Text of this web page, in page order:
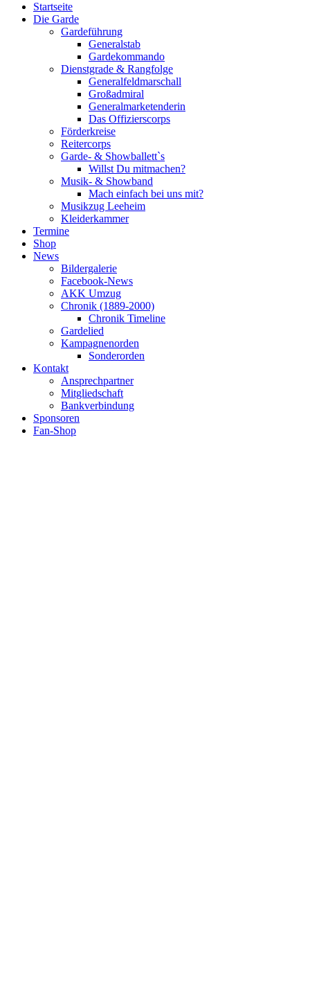
Startseite
Die Garde
Gardeführung
Generalstab
Gardekommando
Dienstgrade & Rangfolge
Generalfeldmarschall
Großadmiral
Generalmarketenderin
Das Offizierscorps
Förderkreise
Reitercorps
Garde- & Showballett`s
Willst Du mitmachen?
Musik- & Showband
Mach einfach bei uns mit?
Musikzug Leeheim
Kleiderkammer
Termine
Shop
News
Bildergalerie
Facebook-News
AKK Umzug
Chronik (1889-2000)
Chronik Timeline
Gardelied
Kampagnenorden
Sonderorden
Kontakt
Ansprechpartner
Mitgliedschaft
Bankverbindung
Sponsoren
Fan-Shop